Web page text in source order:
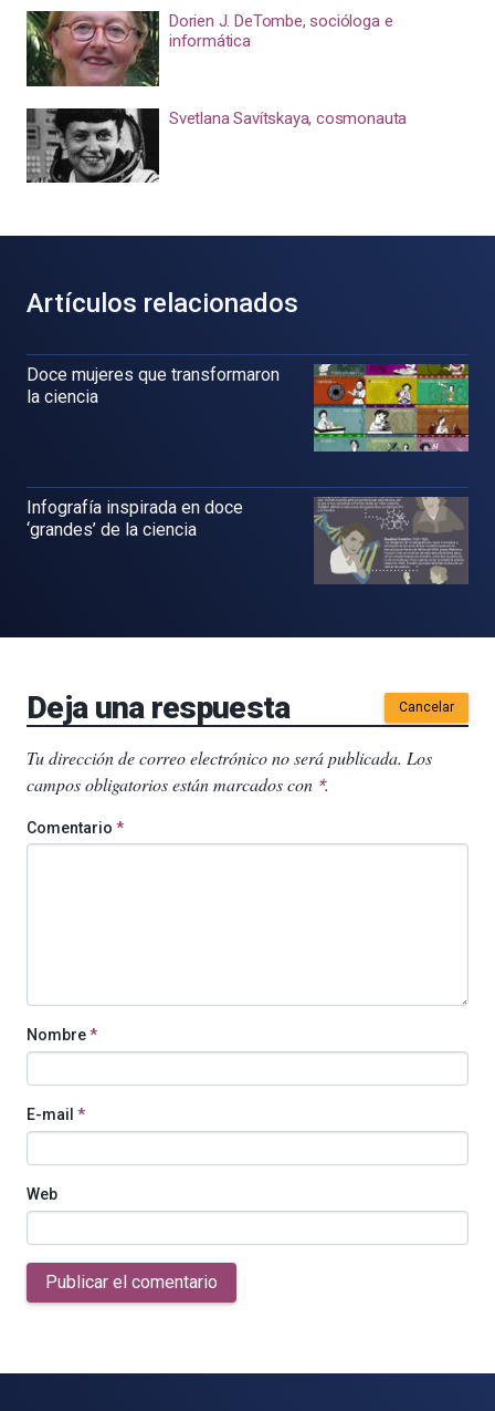
Dorien J. DeTombe, socióloga e
informática
Svetlana Savítskaya, cosmonauta
Artículos relacionados
Doce mujeres que transformaron
la ciencia
Infografía inspirada en doce
‘grandes’ de la ciencia
Deja una respuesta Cancelar
Tu dirección de correo electrónico no será publicada. Los
campos obligatorios están marcados con *.
Comentario *
Nombre*
E-mail *
Web
Publicar el comentario